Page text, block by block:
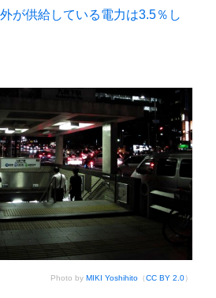
が供給している電力は3.5％し
Photo by MIKI Yoshihito （CC BY 2.0）